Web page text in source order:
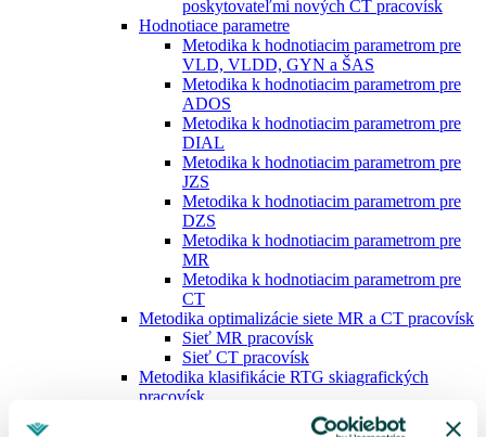
poskytovateľmi nových CT pracovísk
Hodnotiace parametre
Metodika k hodnotiacim parametrom pre
VLD, VLDD, GYN a ŠAS
Metodika k hodnotiacim parametrom pre
ADOS
Metodika k hodnotiacim parametrom pre
DIAL
Metodika k hodnotiacim parametrom pre
JZS
Metodika k hodnotiacim parametrom pre
DZS
Metodika k hodnotiacim parametrom pre
MR
Metodika k hodnotiacim parametrom pre
CT
Metodika optimalizácie siete MR a CT pracovísk
Sieť MR pracovísk
Sieť CT pracovísk
Metodika klasifikácie RTG skiagrafických
pracovísk
Elektronické podpisovanie